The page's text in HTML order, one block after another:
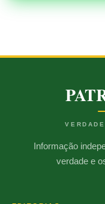
Informação
verdade e